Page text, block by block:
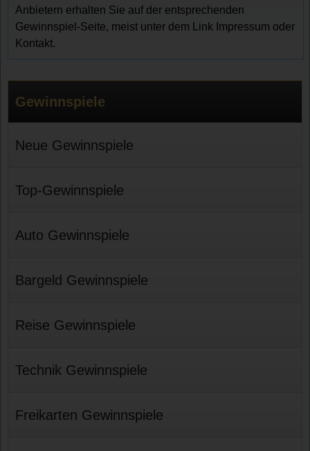
Anbietern erhalten Sie auf der entsprechenden
Gewinnspiel-Seite, meist unter dem Link Impressum oder
Kontakt.
Gewinnspiele
Neue Gewinnspiele
Top-Gewinnspiele
Auto Gewinnspiele
Bargeld Gewinnspiele
Reise Gewinnspiele
Technik Gewinnspiele
Freikarten Gewinnspiele